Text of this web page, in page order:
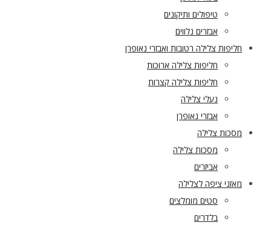
טיפולים ותיקונים
אבזרים נלווים
חליפות צלילה רטובות ואבזרי נאופרן
חליפות צלילה ארוכות
חליפות צלילה קצרות
נעלי צלילה
אבזרי נאופרן
מסכות צלילה
מסכות צלילה
אביזרים
מאזני ציפה לצלילה
סטים מומלצים
בלדרים